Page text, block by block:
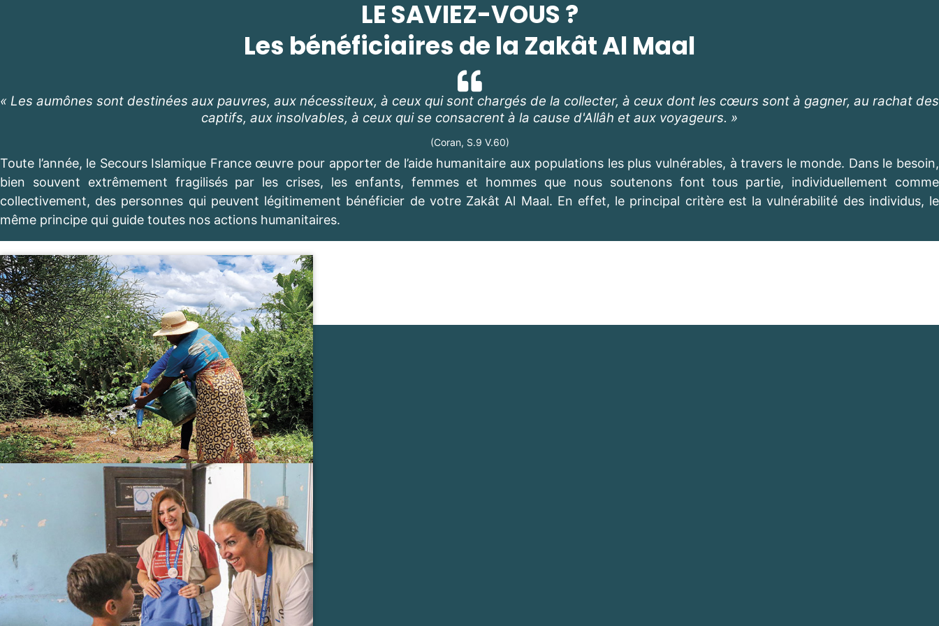
LE SAVIEZ-VOUS ?
Les bénéficiaires de la Zakât Al Maal
« Les aumônes sont destinées aux pauvres, aux nécessiteux, à ceux qui sont chargés de la collecter, à ceux dont les cœurs sont à gagner, au rachat des
captifs, aux insolvables, à ceux qui se consacrent à la cause d'Allâh et aux voyageurs. »
(Coran, S.9 V.60)
Toute l’année, le Secours Islamique France œuvre pour apporter de l’aide humanitaire aux populations les plus vulnérables, à travers le monde. Dans le besoin,
bien souvent extrêmement fragilisés par les crises, les enfants, femmes et hommes que nous soutenons font tous partie, individuellement comme
collectivement, des personnes qui peuvent légitimement bénéficier de votre Zakât Al Maal. En effet, le principal critère est la vulnérabilité des individus, le
même principe qui guide toutes nos actions humanitaires.